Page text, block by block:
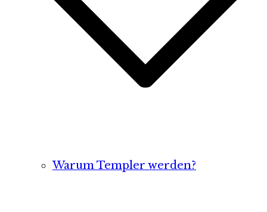
Warum Templer werden?